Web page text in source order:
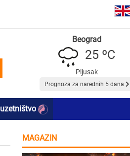
Beograd
25 ºC
Pljusak
Prognoza za narednih 5 dana
MAGAZIN